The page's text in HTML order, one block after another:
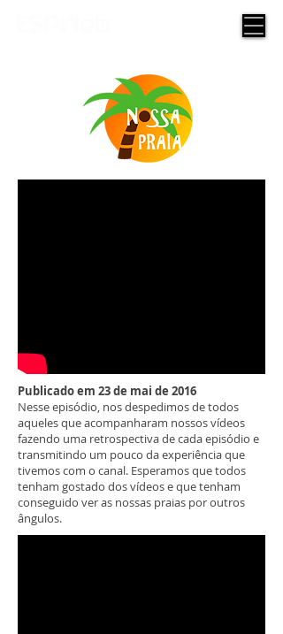
Publicado em 23 de mai de 2016
Nesse episódio, nos despedimos de todos
aqueles que acompanharam nossos vídeos
fazendo uma retrospectiva de cada episódio e
transmitindo um pouco da experiência que
tivemos com o canal. Esperamos que todos
tenham gostado dos vídeos e que tenham
conseguido ver as nossas praias por outros
ângulos.